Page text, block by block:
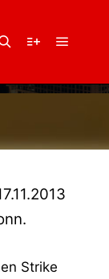
Strike